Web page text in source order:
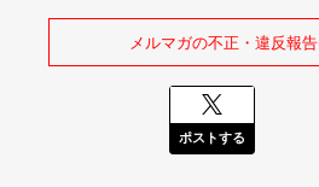
メルマガの不正・違反報
ポストする